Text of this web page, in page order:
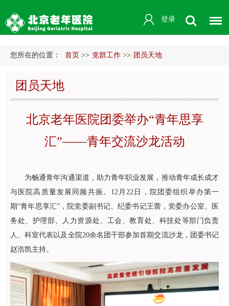
登录
您所在的位置： 首页 >> 党群工作 >> 团员天地
团员天地
北京老年医院团委举办“青年思享
汇”——青年交流沙龙活动
为畅通青年沟通渠道，助力青年职业发展，推动青年成长成才
与医院高质量发展同频共振。12月22日，院团委组织举办第一
期“青年思享汇”，院党委副书记、纪委书记王蕾，党委办公室、医
务处、护理部、人力资源处、工会、教育处、科技处等部门负责
人、科室代表以及全院20余名团干部参加首期交流沙龙，团委书记
赵浩凯主持。